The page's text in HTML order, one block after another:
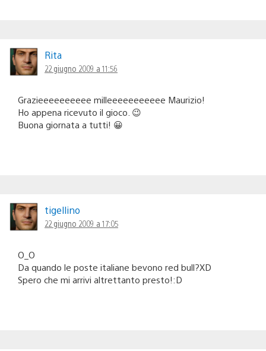
Rita
22 giugno 2009 a 11:56
Grazieeeeeeeeee milleeeeeeeeeee Maurizio!
Ho appena ricevuto il gioco. 😉
Buona giornata a tutti! 😀
tigellino
22 giugno 2009 a 17:05
O_O
Da quando le poste italiane bevono red bull?XD
Spero che mi arrivi altrettanto presto!:D